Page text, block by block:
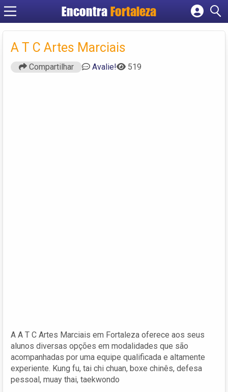
EncontraFortaleza
Cadastrar empresa
Criar conta
A T C Artes Marciais
Compartilhar Avalie! 519
A A T C Artes Marciais em Fortaleza oferece aos seus
alunos diversas opções em modalidades que são
acompanhadas por uma equipe qualificada e altamente
experiente. Kung fu, tai chi chuan, boxe chinês, defesa
pessoal, muay thai, taekwondo